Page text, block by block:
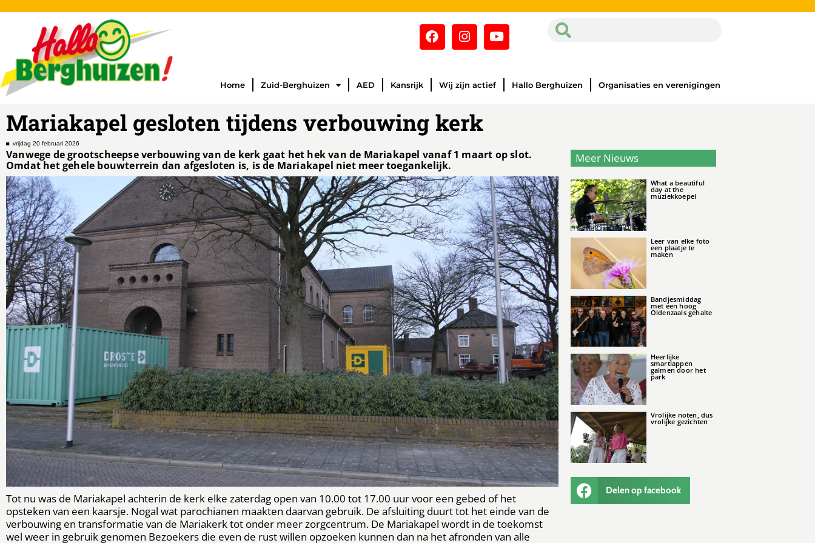
Home Zuid-Berghuizen AED Kansrijk Wij zijn actief Hallo Berghuizen Organisaties en verenigingen
Mariakapel gesloten tijdens verbouwing kerk
vrijdag 20 februari 2026
Vanwege de grootscheepse verbouwing van de kerk gaat het hek van de Mariakapel vanaf 1 maart op slot.
Omdat het gehele bouwterrein dan afgesloten is, is de Mariakapel niet meer toegankelijk.
Tot nu was de Mariakapel achterin de kerk elke zaterdag open van 10.00 tot 17.00 uur voor een gebed of het
opsteken van een kaarsje. Nogal wat parochianen maakten daarvan gebruik. De afsluiting duurt tot het einde van de
verbouwing en transformatie van de Mariakerk tot onder meer zorgcentrum. De Mariakapel wordt in de toekomst
wel weer in gebruik genomen Bezoekers die even de rust willen opzoeken kunnen dan na het afronden van alle
Meer Nieuws
What a beautiful
day at the
muziekkoepel
Leer van elke foto
een plaatje te
maken
Bandjesmiddag
met een hoog
Oldenzaals gehalte
Heerlijke
smartlappen
galmen door het
park
Vrolijke noten, dus
vrolijke gezichten
Delen op facebook